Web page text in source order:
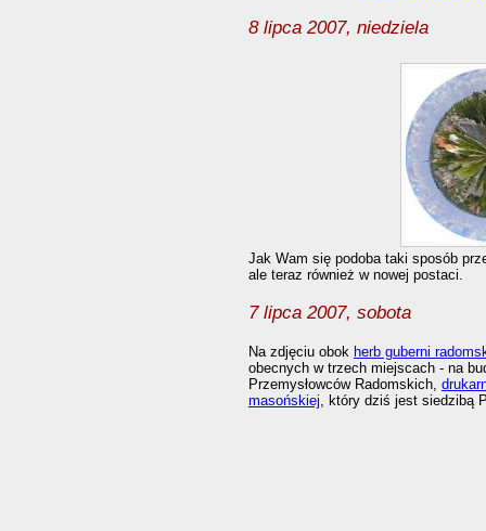
8 lipca 2007, niedziela
Jak Wam się podoba taki sposób
ale teraz również w nowej postaci.
7 lipca 2007, sobota
Na zdjęciu obok herb guberni
obecnych w trzech miejscach - na
Przemysłowców Radomskich,
masońskiej , który dziś jest siedzibą